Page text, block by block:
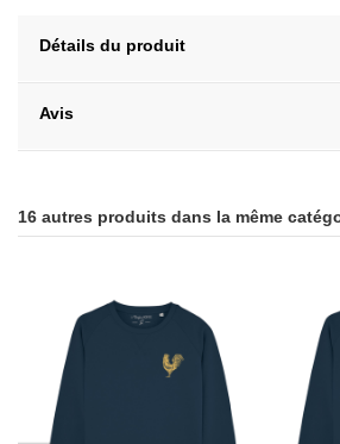
Détails du produit
Avis
16 autres produits dans la même